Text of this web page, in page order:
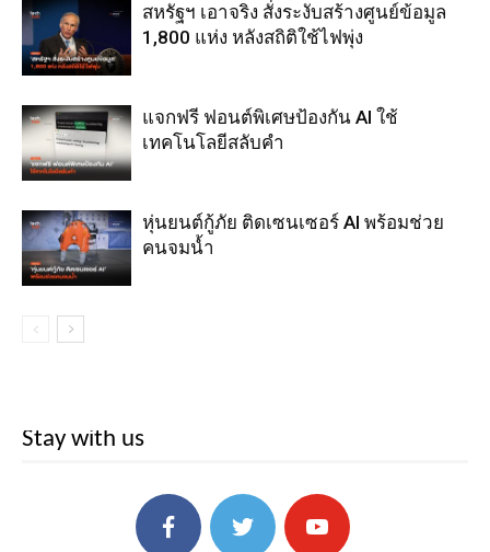
สหรัฐฯ เอาจริง สั่งระงับสร้างศูนย์ข้อมูล
1,800 แห่ง หลังสถิติใช้ไฟพุ่ง
แจกฟรี ฟอนต์พิเศษป้องกัน AI ใช้
เทคโนโลยีสลับคำ
หุ่นยนต์กู้ภัย ติดเซนเซอร์ AI พร้อมช่วย
คนจมน้ำ
Stay with us